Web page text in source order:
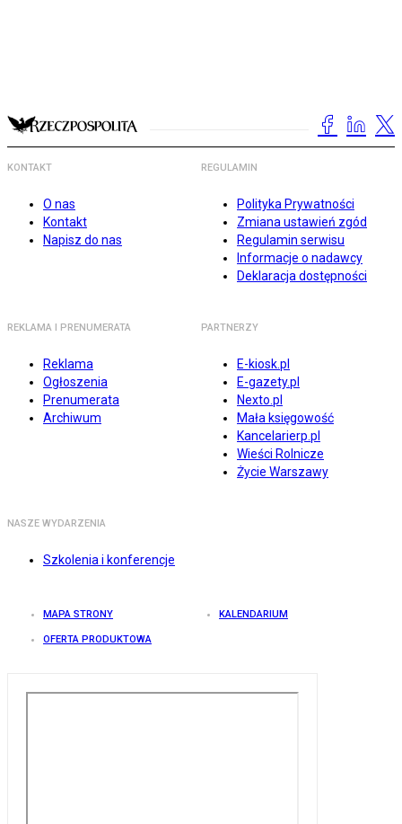
KONTAKT
O nas
Kontakt
Napisz do nas
REGULAMIN
Polityka Prywatności
Zmiana ustawień zgód
Regulamin serwisu
Informacje o nadawcy
Deklaracja dostępności
REKLAMA I PRENUMERATA
Reklama
Ogłoszenia
Prenumerata
Archiwum
PARTNERZY
E-kiosk.pl
E-gazety.pl
Nexto.pl
Mała księgowość
Kancelarierp.pl
Wieści Rolnicze
Życie Warszawy
NASZE WYDARZENIA
Szkolenia i konferencje
MAPA STRONY KALENDARIUM
OFERTA PRODUKTOWA